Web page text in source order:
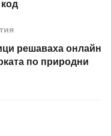
решаваха онлайн
по природни